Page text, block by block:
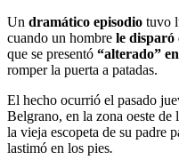
Un dramático episodio tuvo
cuando un hombre le disparó
que se presentó “alterado”
romper la puerta a patadas.
El hecho ocurrió el pasado
Belgrano, en la zona oeste
la vieja escopeta de su padre
lastimó en los pies.